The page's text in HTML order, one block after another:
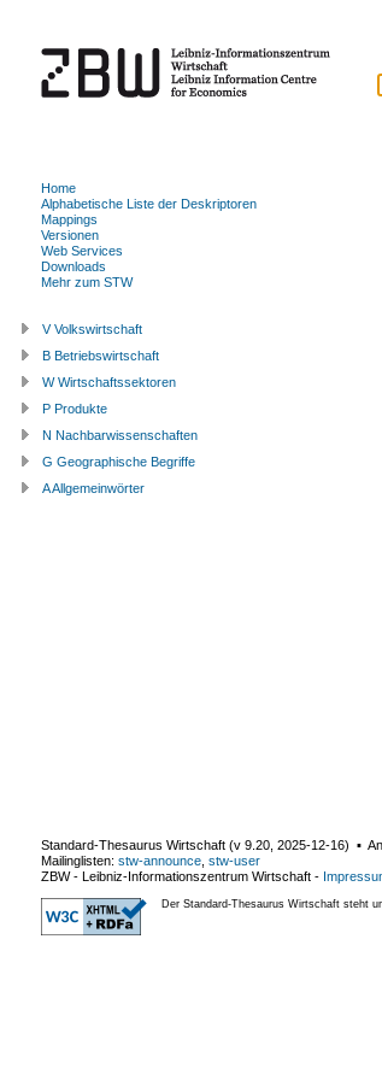
Home
Alphabetische Liste der Deskriptoren
Mappings
Versionen
Web Services
Downloads
Mehr zum STW
V Volkswirtschaft
B Betriebswirtschaft
W Wirtschaftssektoren
P Produkte
N Nachbarwissenschaften
G Geographische Begriffe
A Allgemeinwörter
Standard-Thesaurus Wirtschaft (v 9.20 2025-12-16) ▪
Mailinglisten: stw-announce stw-user
ZBW - Leibniz-Informationszentrum Wirtschaft -
Der Standard-Thesaurus Wirtschaft steht